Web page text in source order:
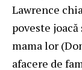
Lawrence
poveste
mama lor
afacere de